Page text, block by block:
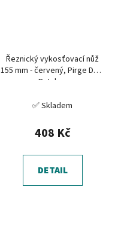
Řeznický vykosťovací nůž
155 mm - červený, Pirge DUO
Butcher
✅ Skladem
408 Kč
DETAIL